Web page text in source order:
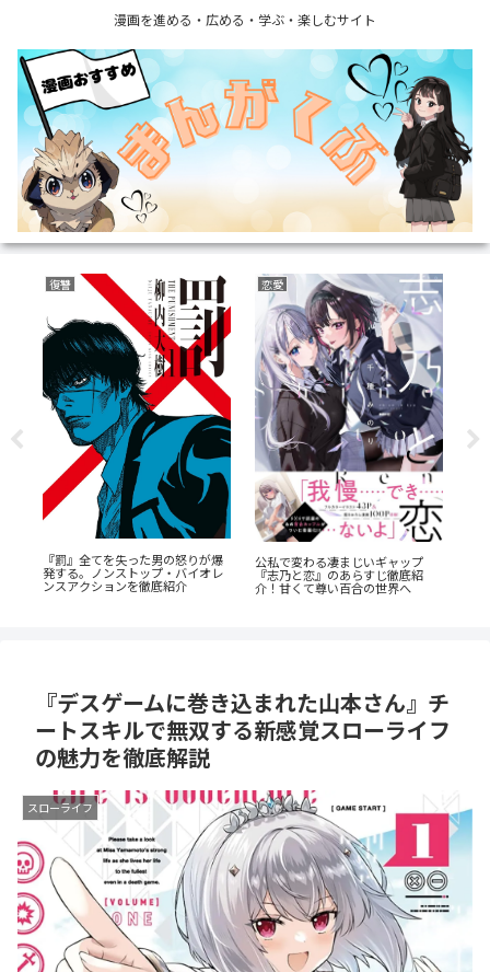
漫画を進める・広める・学ぶ・楽しむサイト
ファンタジー
『捕虜英雄』完全解説！最底辺か
ら駆け上がる至高のカタルシス
復讐
《65歳の老人が超人に！？》『山
岳超人マツオカ』のあらすじ紹
介：戦慄と謎に満ちた山岳殺戮劇
『デスゲームに巻き込まれた山本さん』チ
ートスキルで無双する新感覚スローライフ
の魅力を徹底解説
スローライフ